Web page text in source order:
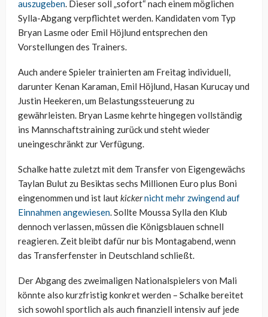
auszugeben. Dieser soll „sofort“ nach einem möglichen
Sylla-Abgang verpflichtet werden. Kandidaten vom Typ
Bryan Lasme oder Emil Höjlund entsprechen den
Vorstellungen des Trainers.
Auch andere Spieler trainierten am Freitag individuell,
darunter Kenan Karaman, Emil Höjlund, Hasan Kurucay und
Justin Heekeren, um Belastungssteuerung zu
gewährleisten. Bryan Lasme kehrte hingegen vollständig
ins Mannschaftstraining zurück und steht wieder
uneingeschränkt zur Verfügung.
Schalke hatte zuletzt mit dem Transfer von Eigengewächs
Taylan Bulut zu Besiktas sechs Millionen Euro plus Boni
eingenommen und ist lautkickernicht mehr zwingend auf
Einnahmen angewiesen. Sollte Moussa Sylla den Klub
dennoch verlassen, müssen die Königsblauen schnell
reagieren. Zeit bleibt dafür nur bis Montagabend, wenn
das Transferfenster in Deutschland schließt.
Der Abgang des zweimaligen Nationalspielers von Mali
könnte also kurzfristig konkret werden – Schalke bereitet
sich sowohl sportlich als auch finanziell intensiv auf jede